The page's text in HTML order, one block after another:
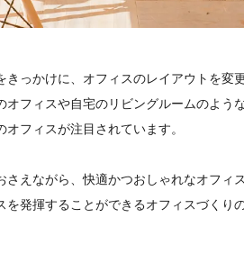
きっかけに、オフィスのレイアウトを変
オフィスや自宅のリビングルームのよう
フィスが注目されています。
さえながら、快適かつおしゃれなオフィ
発揮することができるオフィスづくり